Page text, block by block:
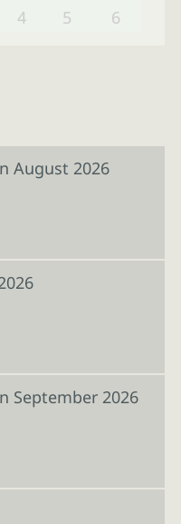
4 5 6
August 2026
September 2026